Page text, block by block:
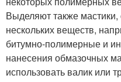
Выделяют также
нескольких веществ,
битумно-полимерные и
нанесения обмазочных
использовать валик или